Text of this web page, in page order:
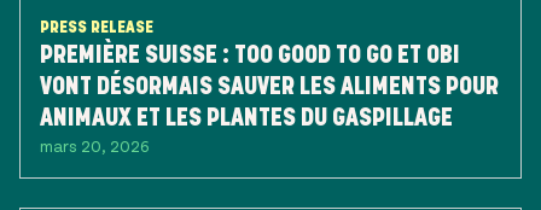
PRESS RELEASE
PREMIÈRE SUISSE : TOO GOOD TO GO ET OBI
VONT DÉSORMAIS SAUVER LES ALIMENTS POUR
ANIMAUX ET LES PLANTES DU GASPILLAGE
mars 20, 2026